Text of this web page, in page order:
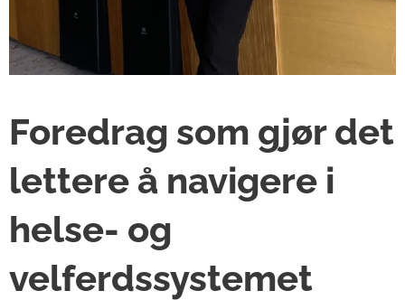
Foredrag som gjør det
lettere å navigere i
helse- og
velferdssystemet